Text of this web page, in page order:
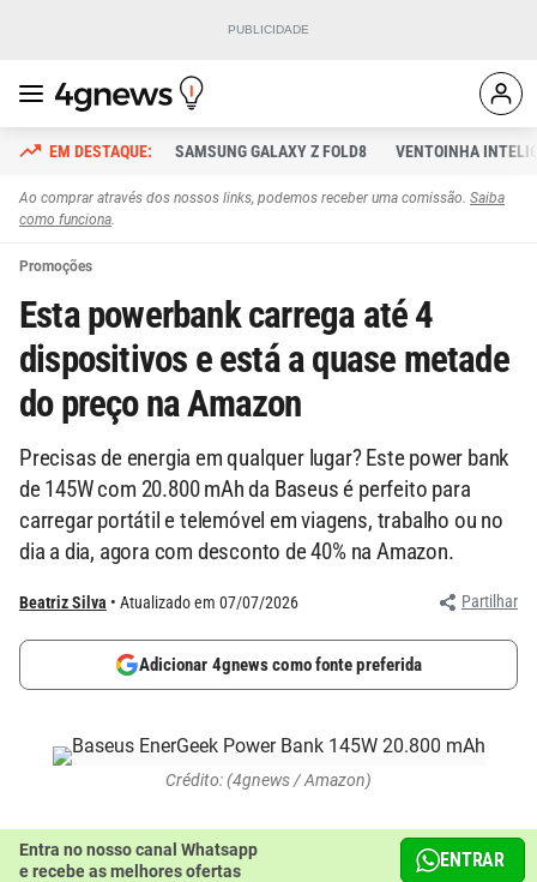
SAMSUNG GALAXY Z FOLD8 VENTOINHA
Ao comprar através dos nossos links, podemos receber uma comissão. Saiba
como funciona.
Promoções
Esta powerbank carrega até 4
dispositivos e está a quase metade
do preço na Amazon
Precisas de energia em qualquer lugar? Este power bank
de 145W com 20.800 mAh da Baseus é perfeito para
carregar portátil e telemóvel em viagens, trabalho ou no
dia a dia, agora com desconto de 40% na Amazon.
Beatriz Silva Atualizado em 07/07/2026 Partilhar
Adicionar 4gnews como fonte preferida
Crédito: (4gnews / Amazon)
Entra no nosso canal Whatsapp
e recebe as melhores ofertas
ENTRAR